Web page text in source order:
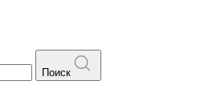
Поиск